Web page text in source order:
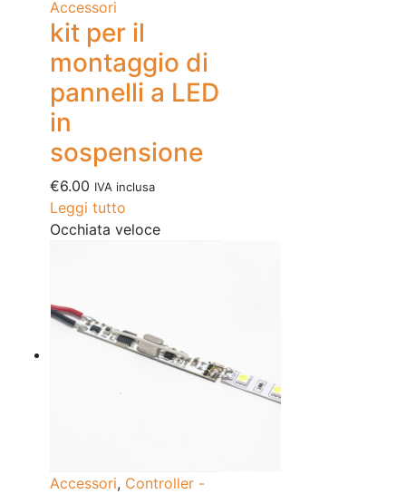
Accessori
kit per il
montaggio di
pannelli a LED
in
sospensione
€6.00 IVA inclusa
Leggi tutto
Occhiata veloce
Accessori, Controller -